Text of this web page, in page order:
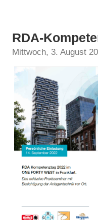
RDA-
Mittwoch, 3. August